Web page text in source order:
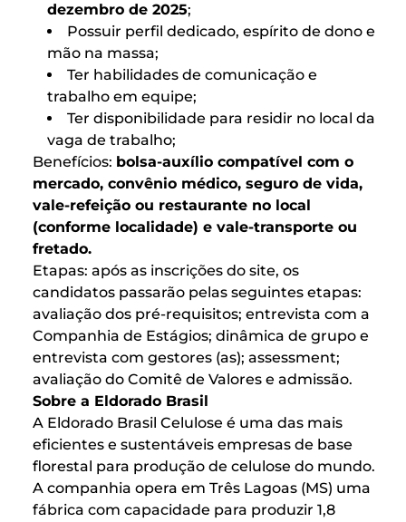
dezembro de 2025;
Possuir perfil dedicado, espírito de dono e
mão na massa;
Ter habilidades de comunicação e
trabalho em equipe;
Ter disponibilidade para residir no local da
vaga de trabalho;
Benefícios: bolsa-auxílio compatível com o
mercado, convênio médico, seguro de vida,
vale-refeição ou restaurante no local
(conforme localidade) e vale-transporte ou
fretado.
Etapas: após as inscrições do site, os
candidatos passarão pelas seguintes etapas:
avaliação dos pré-requisitos; entrevista com a
Companhia de Estágios; dinâmica de grupo e
entrevista com gestores (as); assessment;
avaliação do Comitê de Valores e admissão.
Sobre a Eldorado Brasil
A Eldorado Brasil Celulose é uma das mais
eficientes e sustentáveis empresas de base
florestal para produção de celulose do mundo.
A companhia opera em Três Lagoas (MS) uma
fábrica com capacidade para produzir 1,8